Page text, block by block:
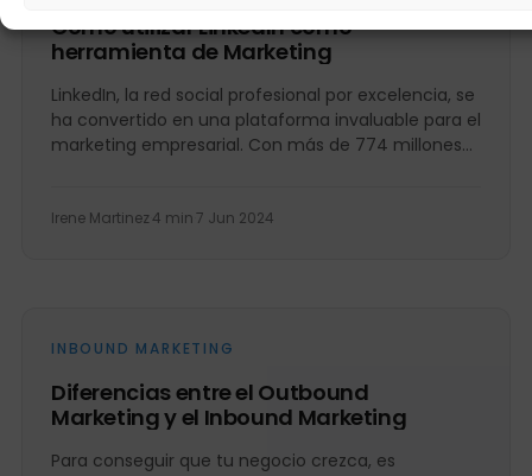
Cómo utilizar LinkedIn como
herramienta de Marketing
LinkedIn, la red social profesional por excelencia, se
ha convertido en una plataforma invaluable para el
marketing empresarial. Con más de 774 millones
Irene Martinez4 min7 Jun 2024
INBOUND MARKETING
Diferencias entre el Outbound
Marketing y el Inbound Marketing
Para conseguir que tu negocio crezca, es